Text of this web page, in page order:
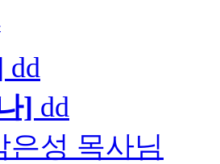
dd
] dd
은성 목사님